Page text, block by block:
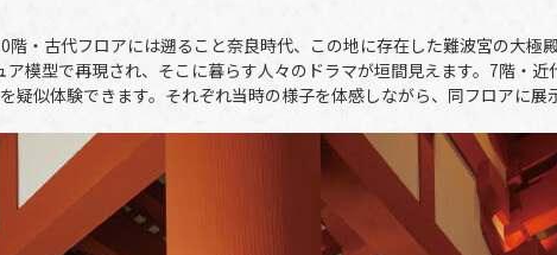
・古代フロアには遡ること奈良時代、この地に存在した難波宮の大極
模型で再現され、そこに暮らす人々のドラマが垣間見えます。7階・
似体験できます。それぞれ当時の様子を体感しながら、同フロアに